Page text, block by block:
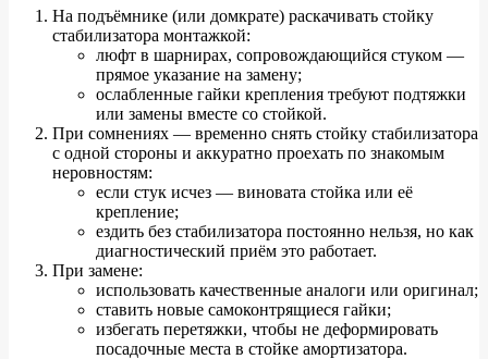
На подъёмнике (или домкрате) раскачивать стойку
стабилизатора монтажкой:
люфт в шарнирах, сопровождающийся стуком —
прямое указание на замену;
ослабленные гайки крепления требуют подтяжки
или замены вместе со стойкой.
При сомнениях — временно снять стойку стабилизатора
с одной стороны и аккуратно проехать по знакомым
неровностям:
если стук исчез — виновата стойка или её
крепление;
ездить без стабилизатора постоянно нельзя, но как
диагностический приём это работает.
При замене:
использовать качественные аналоги или оригинал;
ставить новые самоконтрящиеся гайки;
избегать перетяжки, чтобы не деформировать
посадочные места в стойке амортизатора.